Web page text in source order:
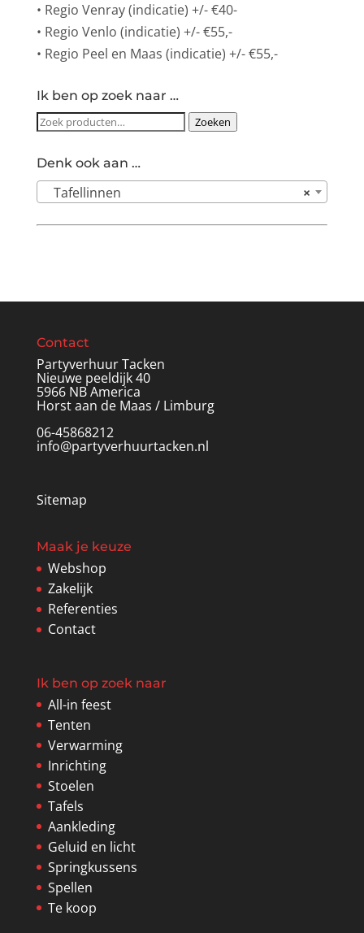
• Regio Venray (indicatie) +/- €40-
• Regio Venlo (indicatie) +/- €55,-
• Regio Peel en Maas (indicatie) +/- €55,-
Ik ben op zoek naar …
Zoeken
Zoeken
Denk ook aan …
×
Tafellinnen
Contact
Partyverhuur Tacken
Nieuwe peeldijk 40
5966 NB America
Horst aan de Maas / Limburg
06-45868212
info@partyverhuurtacken.nl
Sitemap
Maak je keuze
Webshop
Zakelijk
Referenties
Contact
Ik ben op zoek naar
All-in feest
Tenten
Verwarming
Inrichting
Stoelen
Tafels
Aankleding
Geluid en licht
Springkussens
Spellen
Te koop